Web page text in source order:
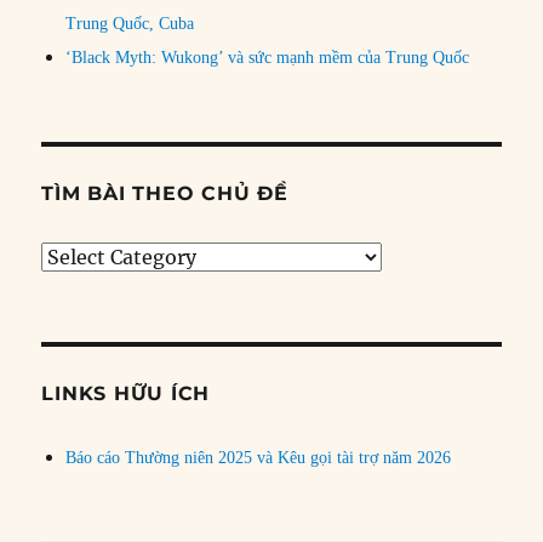
Trung Quốc, Cuba
‘Black Myth: Wukong’ và sức mạnh mềm của Trung Quốc
TÌM BÀI THEO CHỦ ĐỀ
Tìm
đề
LINKS HỮU ÍCH
Báo cáo Thường niên 2025 và Kêu gọi tài trợ năm 2026